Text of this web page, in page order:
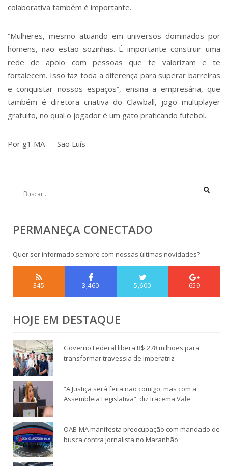
colaborativa também é importante.
“Mulheres, mesmo atuando em universos dominados por
homens, não estão sozinhas. É importante construir uma
rede de apoio com pessoas que te valorizam e te
fortalecem. Isso faz toda a diferença para superar barreiras
e conquistar nossos espaços”, ensina a empresária, que
também é diretora criativa do Clawball, jogo multiplayer
gratuito, no qual o jogador é um gato praticando futebol.
Por g1 MA — São Luís
PERMANEÇA CONECTADO
Quer ser informado sempre com nossas últimas novidades?
345 3,460 5,600 659
HOJE EM DESTAQUE
Governo Federal libera R$ 278 milhões para
transformar travessia de Imperatriz
“A Justiça será feita não comigo, mas com a
Assembleia Legislativa”, diz Iracema Vale
OAB-MA manifesta preocupação com mandado de
busca contra jornalista no Maranhão